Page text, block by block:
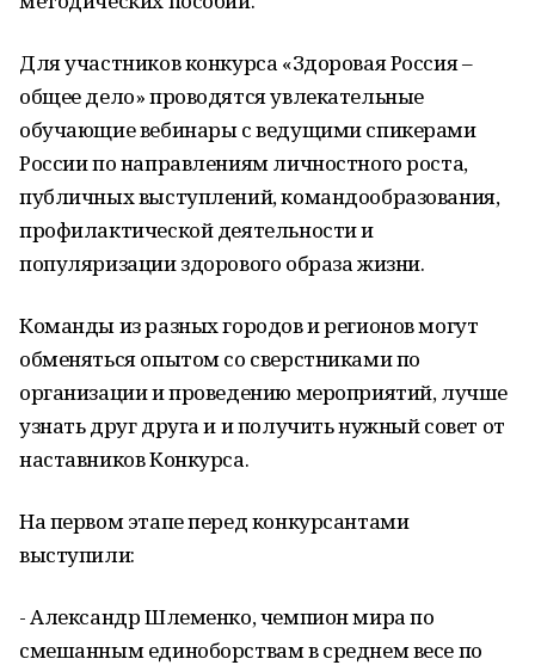
Для участников конкурса «Здоровая Россия –
общее дело» проводятся увлекательные
обучающие вебинары с ведущими спикерами
России по направлениям личностного роста,
публичных выступлений, командообразования,
профилактической деятельности и
популяризации здорового образа жизни.
Команды из разных городов и регионов могут
обменяться опытом со сверстниками по
организации и проведению мероприятий, лучше
узнать друг друга и и получить нужный совет от
наставников Конкурса.
На первом этапе перед конкурсантами
выступили:
- Александр Шлеменко, чемпион мира по
смешанным единоборствам в среднем весе по